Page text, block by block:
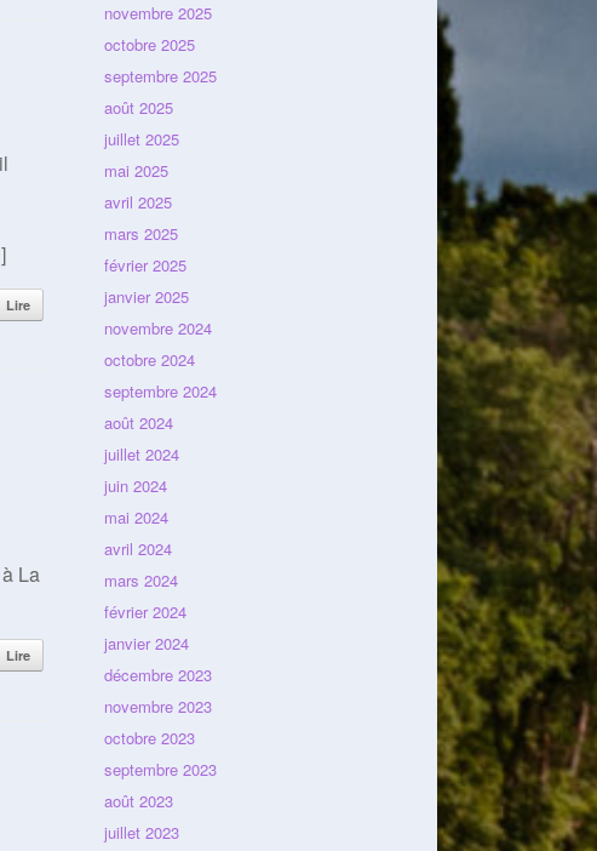
Lire
La
Lire
novembre 2025
octobre 2025
septembre 2025
août 2025
juillet 2025
mai 2025
avril 2025
mars 2025
février 2025
janvier 2025
novembre 2024
octobre 2024
septembre 2024
août 2024
juillet 2024
juin 2024
mai 2024
avril 2024
mars 2024
février 2024
janvier 2024
décembre 2023
novembre 2023
octobre 2023
septembre 2023
août 2023
juillet 2023